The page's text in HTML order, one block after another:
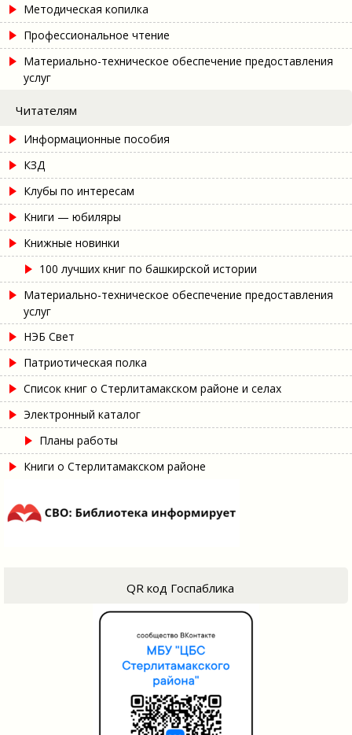
Методическая копилка
Профессиональное чтение
Материально-техническое обеспечение предоставления
услуг
Читателям
Информационные пособия
КЗД
Клубы по интересам
Книги — юбиляры
Книжные новинки
100 лучших книг по башкирской истории
Материально-техническое обеспечение предоставления
услуг
НЭБ Свет
Патриотическая полка
Список книг о Стерлитамакском районе и селах
Электронный каталог
Планы работы
Книги о Стерлитамакском районе
QR код Госпаблика